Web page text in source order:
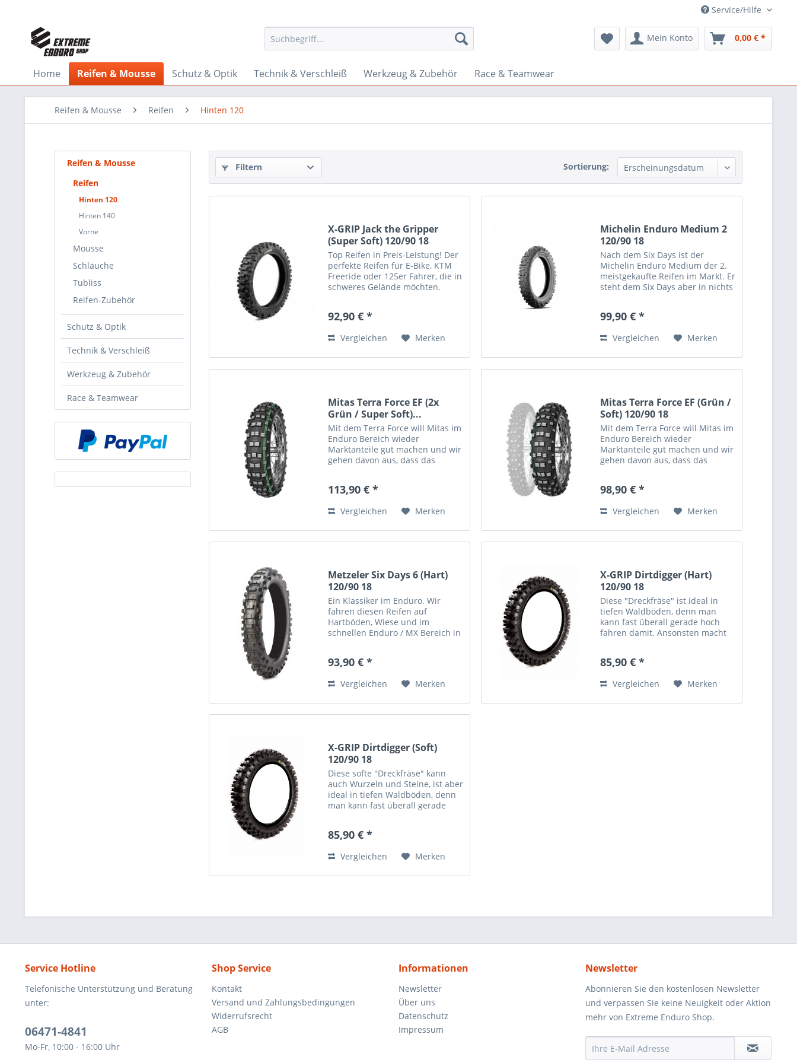
Service/Hilfe
Mein Konto 0,00 € *
Home Reifen & Mousse Schutz & Optik Technik & Verschleiß Werkzeug & Zubehör Race & Teamwear
Reifen & Mousse Reifen Hinten 120
Reifen & Mousse
Reifen
Hinten 120
Hinten 140
Vorne
Mousse
Schläuche
Tubliss
Reifen-Zubehör
Schutz & Optik
Technik & Verschleiß
Werkzeug & Zubehör
Race & Teamwear
Filtern Sortierung:
X-GRIP Jack the Gripper
(Super Soft) 120/90 18
Top Reifen in Preis-Leistung! Der
perfekte Reifen für E-Bike, KTM
Freeride oder 125er Fahrer, die in
schweres Gelände möchten.
Karkasse ist recht weich - Tubliss
92,90 € *
Vergleichen Merken
Michelin Enduro Medium 2
120/90 18
Nach dem Six Days ist der
Michelin Enduro Medium der 2.
meistgekaufte Reifen im Markt. Er
steht dem Six Days aber in nichts
Wahl. Ein Topallrounder mit
99,90 € *
Vergleichen Merken
Mitas Terra Force EF (2x
Grün / Super Soft)...
Mit dem Terra Force will Mitas im
Enduro Bereich wieder
Marktanteile gut machen und wir
gehen davon aus, dass das
Aufgrund seiner neuen
Traktionswunder....
113,90 € *
Vergleichen Merken
Mitas Terra Force EF (Grün /
Soft) 120/90 18
Mit dem Terra Force will Mitas im
Enduro Bereich wieder
Marktanteile gut machen und wir
gehen davon aus, dass das
Aufgrund seiner neuen
Traktionswunder....
98,90 € *
Vergleichen Merken
Metzeler Six Days 6 (Hart)
120/90 18
Ein Klassiker im Enduro. Wir
fahren diesen Reifen auf
Hartböden, Wiese und im
schnellen Enduro / MX Bereich in
und sehr langer Lebensdauer.
z.B. -...
93,90 € *
Vergleichen Merken
X-GRIP Dirtdigger (Hart)
120/90 18
Diese "Dreckfräse" ist ideal in
tiefen Waldböden, denn man
kann fast überall gerade hoch
fahren damit. Ansonsten macht
langen Stollen des DirtDigger
85,90 € *
Vergleichen Merken
X-GRIP Dirtdigger (Soft)
120/90 18
Diese softe "Dreckfräse" kann
auch Wurzeln und Steine, ist aber
ideal in tiefen Waldböden, denn
man kann fast überall gerade
Sand. Durch die softe Mischung
85,90 € *
Vergleichen Merken
Service Hotline
Telefonische Unterstützung und Beratung
unter:
06471-4841
Mo-Fr, 10:00 - 16:00 Uhr
Shop Service
Kontakt
Versand und Zahlungsbedingungen
Widerrufsrecht
AGB
Informationen
Newsletter
Über uns
Datenschutz
Impressum
Newsletter
Abonnieren Sie den kostenlosen Newsletter
und verpassen Sie keine Neuigkeit oder Aktion
mehr von Extreme Enduro Shop.